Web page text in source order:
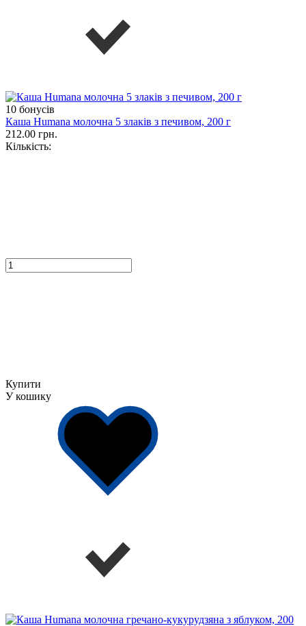
10 бонусів
Каша Humana молочна 5 злаків з печивом, 200 г
212.00 грн.
Кількість:
Купити
У кошику